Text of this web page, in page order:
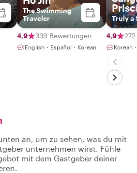
The Swimming
Traveler
4,9 339 Bewertungen
English・Español・Korean
Truly a
4,9
Korean
an, um zu sehen, was du mit
unternehmen wirst. Fühle
mit dem Gastgeber deiner